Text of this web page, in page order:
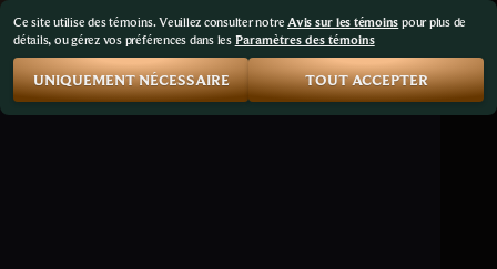
Ce site utilise des témoins. Veuillez consulter notreAvis sur les témoins pour plus de
détails, ou gérez vos préférences dans les Paramètres des témoins
UNIQUEMENT NÉCESSAIRE TOUT ACCEPTER